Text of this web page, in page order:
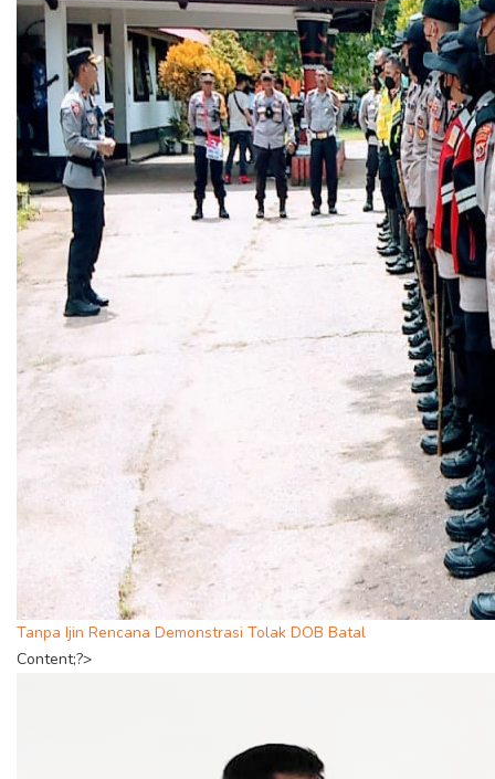
Tanpa Ijin Rencana Demonstrasi Tolak DOB Batal
Content;?>